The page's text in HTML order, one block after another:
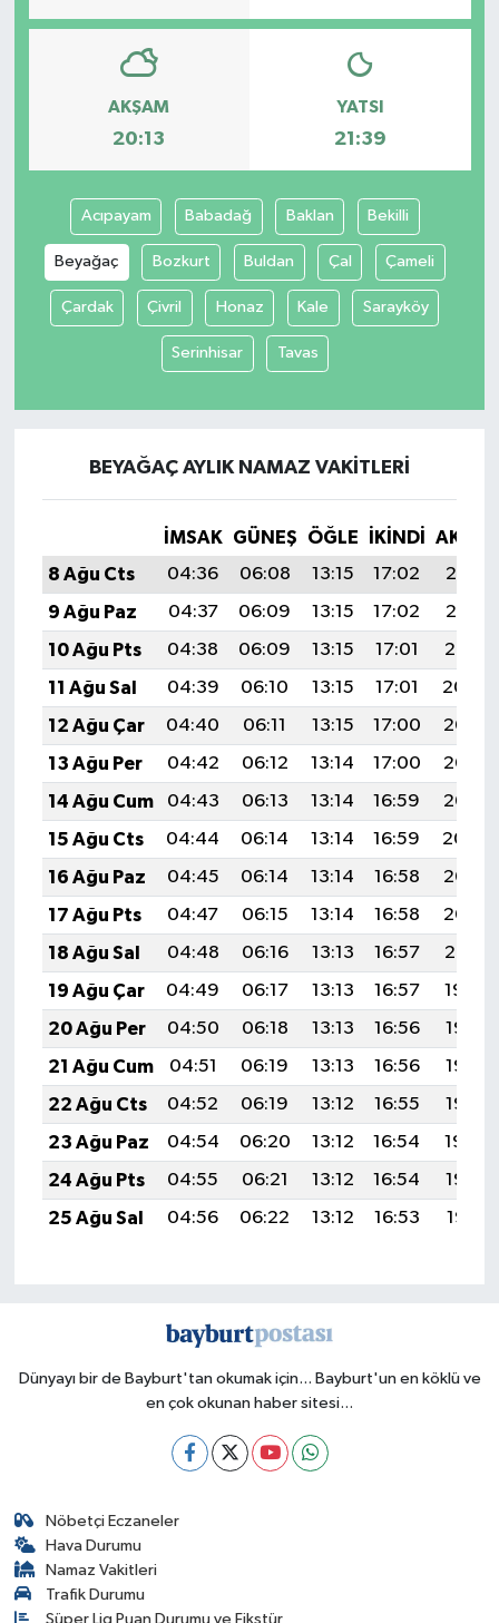
AKŞAM
20:13
YATSI
21:39
Acıpayam Babadağ Baklan Bekilli
Beyağaç Bozkurt Buldan Çal Çameli
Çardak Çivril Honaz Kale Sarayköy
Serinhisar Tavas
BEYAĞAÇ AYLIK NAMAZ VAKITLERI
İMSAK GÜNEŞ ÖĞLE İKINDI
8 Ağu Cts
04:36 06:08 13:15 17:02
20:13
9 Ağu Paz
04:37 06:09 13:15 17:02
20:12
10 Ağu Pts
04:38 06:09 13:15 17:01
20:10
11 Ağu Sal
04:39 06:10 13:15 17:01
20:09
12 Ağu Çar
04:40 06:11 13:15 17:00
20:08
13 Ağu Per
04:42 06:12 13:14 17:00
20:07
14 Ağu Cum
04:43 06:13 13:14 16:59
20:06
15 Ağu Cts
04:44 06:14 13:14 16:59
20:04
16 Ağu Paz
04:45 06:14 13:14 16:58
20:03
17 Ağu Pts
04:47 06:15 13:14 16:58
20:02
18 Ağu Sal
04:48 06:16 13:13 16:57
20:01
19 Ağu Çar
04:49 06:17 13:13 16:57
19:59
20 Ağu Per
04:50 06:18 13:13 16:56
19:58
21 Ağu Cum
04:51 06:19 13:13 16:56
19:57
22 Ağu Cts
04:52 06:19 13:12 16:55
19:55
23 Ağu Paz
04:54 06:20 13:12 16:54
19:54
24 Ağu Pts
04:55 06:21 13:12 16:54
19:53
25 Ağu Sal
04:56 06:22 13:12 16:53 19:51
Dünyayı bir de Bayburt'tan okumak için... Bayburt'un en köklü ve
en çok okunan haber sitesi...
Nöbetçi Eczaneler
Hava Durumu
Namaz Vakitleri
Trafik Durumu
Süper Lig Puan Durumu ve Fikstür